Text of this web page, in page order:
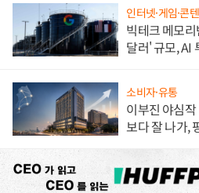
인터넷·게임·콘
빅테크 메모
달러' 규모, AI
소비자·유통
이부진 야심
보다 잘 나가,